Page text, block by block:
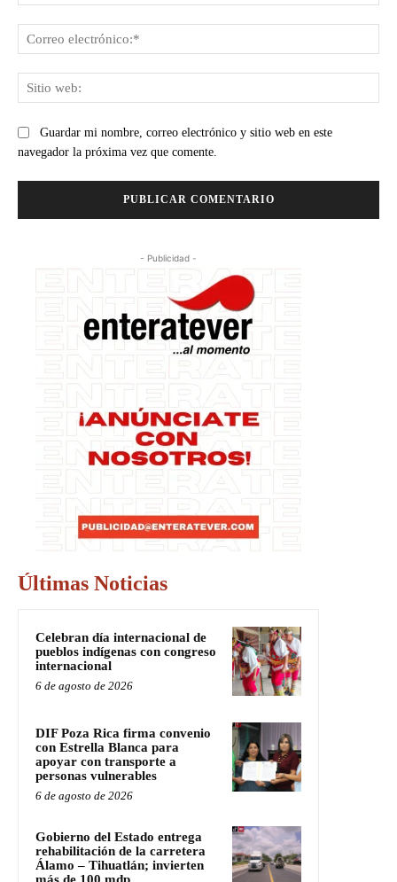
Guardar mi nombre, correo electrónico y sitio web en este
navegador la próxima vez que comente.
- Publicidad -
Últimas Noticias
Celebran día internacional de
pueblos indígenas con congreso
internacional
6 de agosto de 2026
DIF Poza Rica firma convenio
con Estrella Blanca para
apoyar con transporte a
personas vulnerables
6 de agosto de 2026
Gobierno del Estado entrega
rehabilitación de la carretera
Álamo – Tihuatlán; invierten
más de 100 mdp